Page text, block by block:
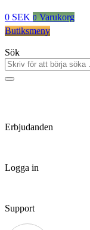
0 SEK 0 Varukorg
Butiksmeny
Sök
Erbjudanden
Logga in
Support